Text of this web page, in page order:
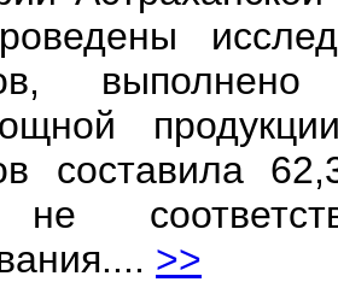
составила
>>